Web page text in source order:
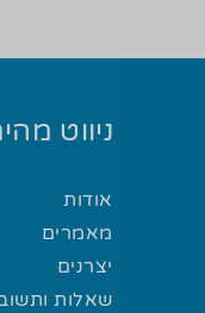
ניווט
אודות
מאמרים
יצרנים
שאלות